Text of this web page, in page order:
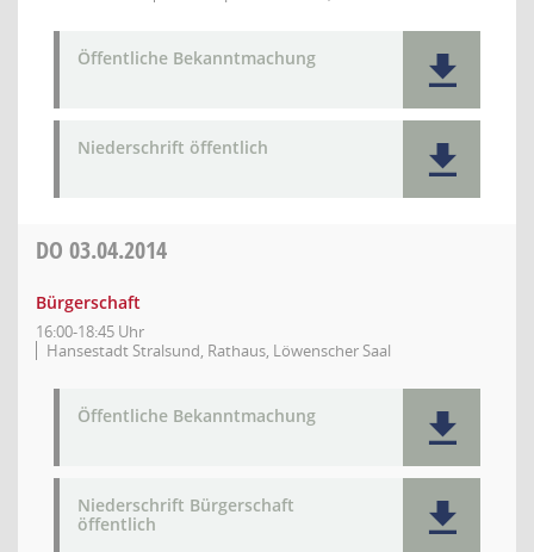
Öffentliche Bekanntmachung
Niederschrift öffentlich
DO 03.04.2014
Bürgerschaft
16:00-18:45 Uhr
Hansestadt Stralsund, Rathaus, Löwenscher Saal
Öffentliche Bekanntmachung
Niederschrift Bürgerschaft
öffentlich